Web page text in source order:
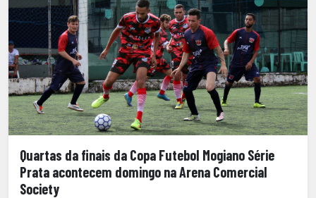
Quartas da finais da Copa Futebol Mogiano Série
Prata acontecem domingo na Arena Comercial
Society